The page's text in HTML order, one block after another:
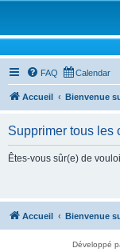
FAQ Calendar
Accueil Bienvenue
Supprimer tous les
Êtes-vous sûr(e) de
Accueil Bienvenue
Développé